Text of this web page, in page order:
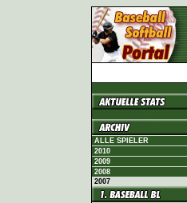
ALLE SPIELER
2010
2009
2008
2007